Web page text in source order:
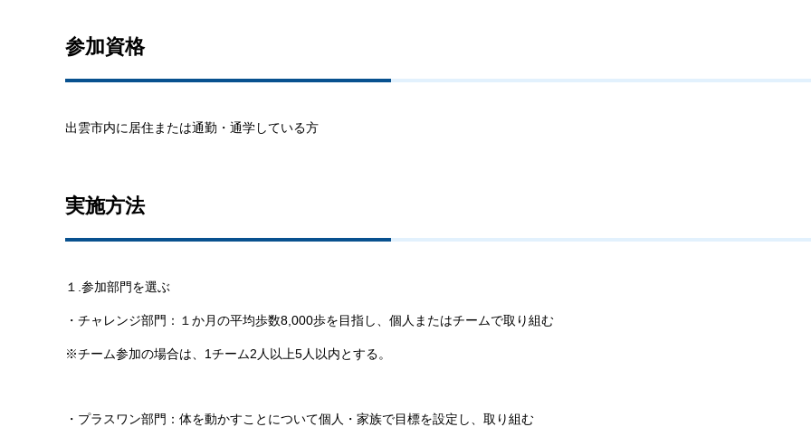
参加資格
出雲市内に居住または通勤・通学している方
実施方法
１.参加部門を選ぶ
・チャレンジ部門：１か月の平均歩数8,000歩を目指し、個人またはチームで取り組む
※チーム参加の場合は、1チーム2人以上5人以内とする。
・プラスワン部門：体を動かすことについて個人・家族で目標を設定し、取り組む